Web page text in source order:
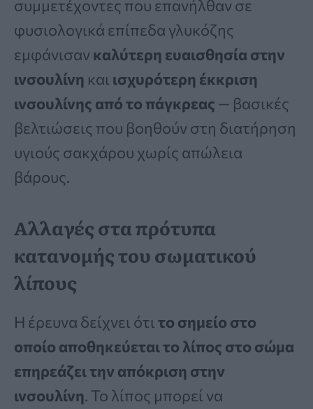
συμμετέχοντες που επανήλθαν σε
φυσιολογικά επίπεδα γλυκόζης
εμφάνισαν καλύτερη ευαισθησία στην
ινσουλίνη και ισχυρότερη έκκριση
ινσουλίνης από το πάγκρεας — βασικές
βελτιώσεις που βοηθούν στη διατήρηση
υγιούς σακχάρου χωρίς απώλεια
βάρους.
Αλλαγές στα πρότυπα
κατανομής του σωματικού
λίπους
Η έρευνα δείχνει ότι το σημείο στο
οποίο αποθηκεύεται το λίπος στο σώμα
επηρεάζει την απόκριση στην
ινσουλίνη. Το λίπος μπορεί να